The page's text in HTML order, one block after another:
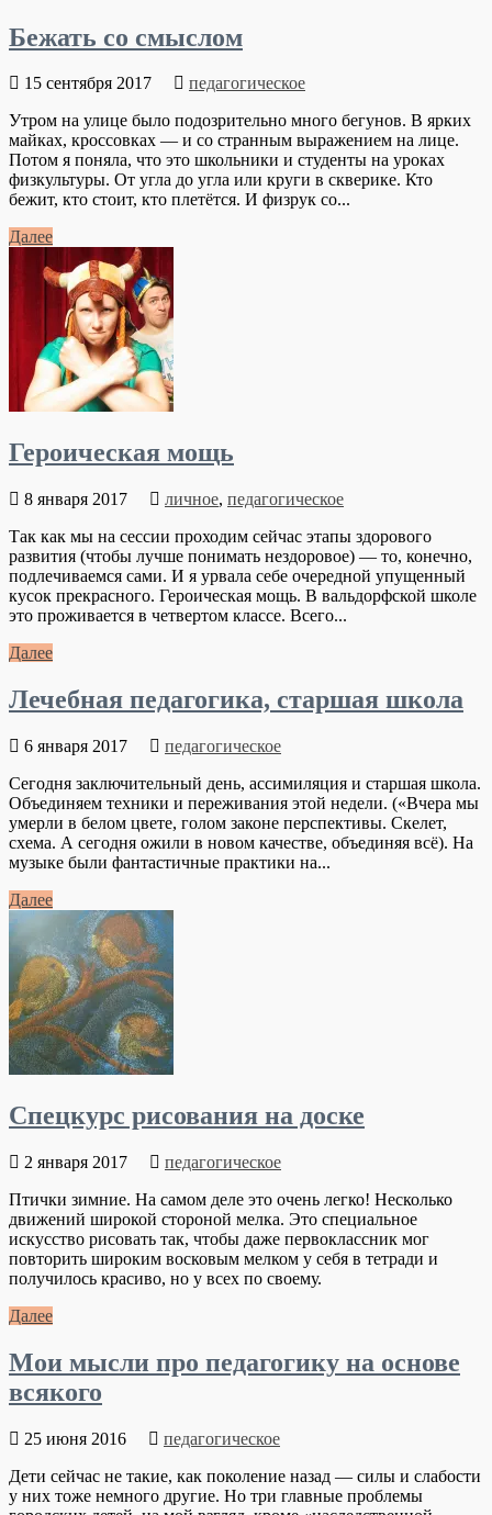
Бежать со смыслом
15 сентября 2017
педагогическое
Утром на улице было подозрительно много бегунов. В ярких
майках, кроссовках — и со странным выражением на лице.
Потом я поняла, что это школьники и студенты на уроках
физкультуры. От угла до угла или круги в скверике. Кто
бежит, кто стоит, кто плетётся. И физрук со...
Далее
Героическая мощь
8 января 2017 личное, педагогическое
Так как мы на сессии проходим сейчас этапы здорового
развития (чтобы лучше понимать нездоровое) — то, конечно,
подлечиваемся сами. И я урвала себе очередной упущенный
кусок прекрасного. Героическая мощь. В вальдорфской школе
это проживается в четвертом классе. Всего...
Далее
Лечебная педагогика, старшая школа
6 января 2017
педагогическое
Сегодня заключительный день, ассимиляция и старшая школа.
Объединяем техники и переживания этой недели. («Вчера мы
умерли в белом цвете, голом законе перспективы. Скелет,
схема. А сегодня ожили в новом качестве, объединяя всё). На
музыке были фантастичные практики на...
Далее
Спецкурс рисования на доске
2 января 2017
педагогическое
Птички зимние. На самом деле это очень легко! Несколько
движений широкой стороной мелка. Это специальное
искусство рисовать так, чтобы даже первоклассник мог
повторить широким восковым мелком у себя в тетради и
получилось красиво, но у всех по своему.
Далее
Мои мысли про педагогику на основе
всякого
25 июня 2016
педагогическое
Дети сейчас не такие, как поколение назад — силы и слабости
у них тоже немного другие. Но три главные проблемы